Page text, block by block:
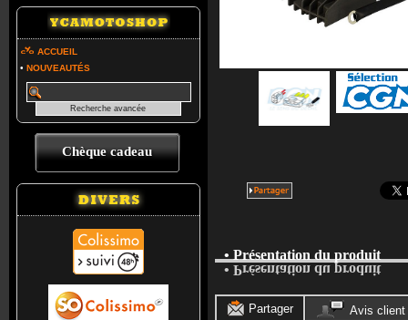
ACCUEIL
• NOUVEAUTÉS
Chèque cadeau
• Présentation du produit
• Présentation du produit
Partager Avis client